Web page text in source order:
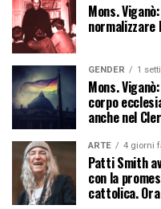
Mons.
normalizzare
GENDER 1
Mons.
corpo
anche nel
ARTE 4 giorni
Patti Smith
con la
cattolica.